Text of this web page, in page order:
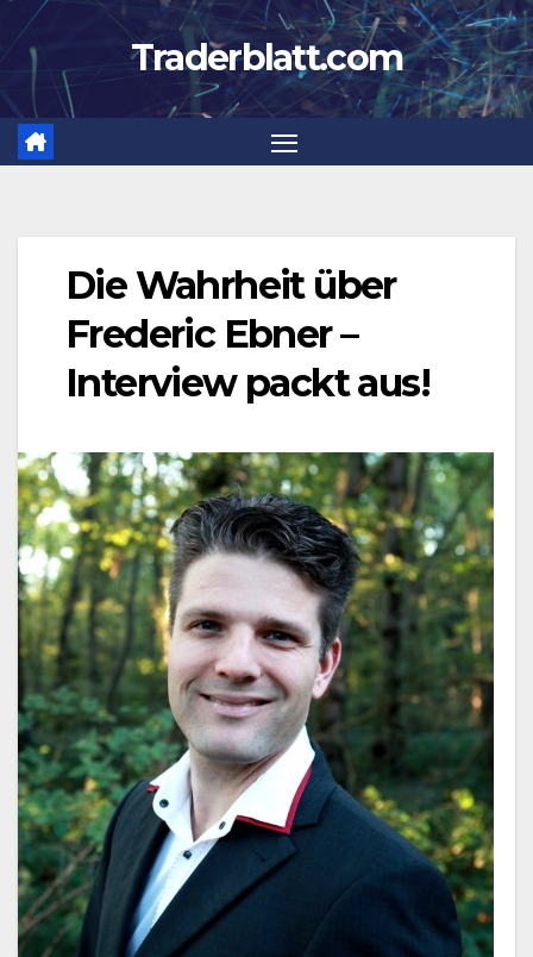
Zum
Inhalt
springen
Traderblatt.com
Die Wahrheit über
Frederic Ebner –
Interview packt aus!